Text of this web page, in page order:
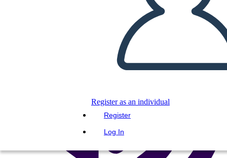
Register as an individual
Register
Log In